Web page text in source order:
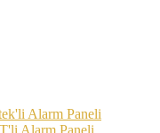
Alarm Paneli
Alarm Paneli